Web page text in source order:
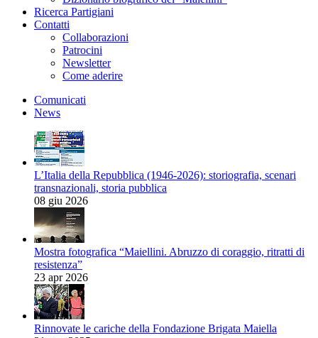
Ricerca Partigiani
Contatti
Collaborazioni
Patrocini
Newsletter
Come aderire
Comunicati
News
L’Italia della Repubblica (1946-2026): storiografia, scenari
transnazionali, storia pubblica
08 giu 2026
Mostra fotografica “Maiellini. Abruzzo di coraggio, ritratti di
resistenza”
23 apr 2026
Rinnovate le cariche della Fondazione Brigata Maiella